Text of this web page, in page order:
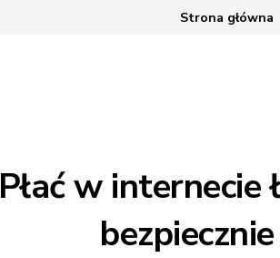
Strona główna
Płać w internecie
bezpiecznie